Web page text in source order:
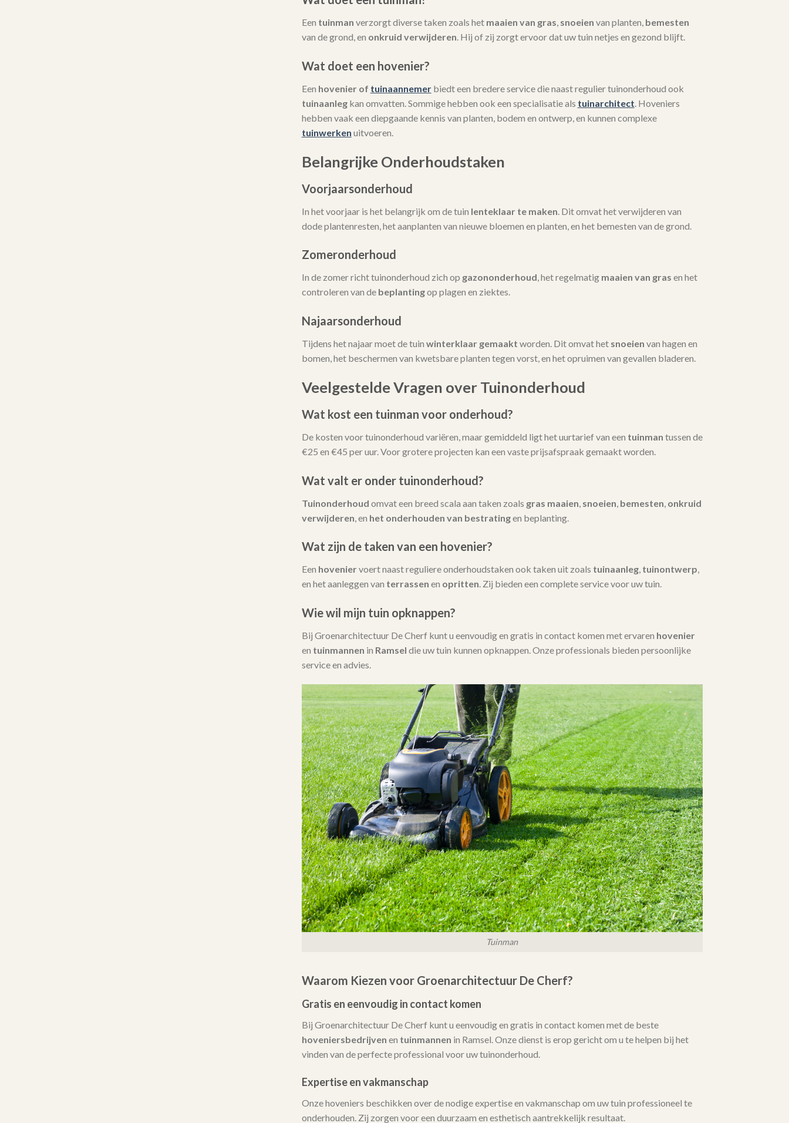
Een tuinman verzorgt diverse taken zoals het maaien van gras, snoeien van planten, bemesten
van de grond, en onkruid verwijderen. Hij of zij zorgt ervoor dat uw tuin netjes en gezond blijft.
Wat doet een hovenier?
Een hovenier of tuinaannemerbiedt een bredere service die naast regulier tuinonderhoud ook
tuinaanlegkan omvatten. Sommige hebben ook een specialisatie als tuinarchitect. Hoveniers
hebben vaak een diepgaande kennis van planten, bodem en ontwerp, en kunnen complexe
tuinwerken uitvoeren.
Belangrijke Onderhoudstaken
Voorjaarsonderhoud
In het voorjaar is het belangrijk om de tuin lenteklaar te maken . Dit omvat het verwijderen van
dode plantenresten, het aanplanten van nieuwe bloemen en planten, en het bemesten van de grond.
Zomeronderhoud
In de zomer richt tuinonderhoud zich op gazononderhoud, het regelmatig maaien van gras en het
controleren van de beplantingop plagen en ziektes.
Najaarsonderhoud
Tijdens het najaar moet de tuin winterklaar gemaakt worden. Dit omvat het snoeien van hagen en
bomen, het beschermen van kwetsbare planten tegen vorst, en het opruimen van gevallen bladeren.
Veelgestelde Vragen over Tuinonderhoud
Wat kost een tuinman voor onderhoud?
De kosten voor tuinonderhoud variëren, maar gemiddeld ligt het uurtarief van een tuinman tussen de
€25 en €45 per uur. Voor grotere projecten kan een vaste prijsafspraak gemaakt worden.
Wat valt er onder tuinonderhoud?
Tuinonderhoud omvat een breed scala aan taken zoals gras maaien snoeien bemesten onkruid
verwijderen , en het onderhouden van bestratingen beplanting.
Wat zijn de taken van een hovenier?
Een hoveniervoert naast reguliere onderhoudstaken ook taken uit zoals tuinaanleg, tuinontwerp,
en het aanleggen van terrassen en opritten. Zij bieden een complete service voor uw tuin.
Wie wil mijn tuin opknappen?
Bij Groenarchitectuur De Cherf kunt u eenvoudig en gratis in contact komen met ervaren hovenier
en tuinmannen in Ramsel die uw tuin kunnen opknappen. Onze professionals bieden persoonlijke
service en advies.
Tuinman
Waarom Kiezen voor Groenarchitectuur De Cherf?
Gratis en eenvoudig in contact komen
Bij Groenarchitectuur De Cherf kunt u eenvoudig en gratis in contact komen met de beste
hoveniersbedrijven en tuinmannen in Ramsel. Onze dienst is erop gericht om u te helpen bij het
vinden van de perfecte professional voor uw tuinonderhoud.
Expertise en vakmanschap
Onze hoveniers beschikken over de nodige expertise en vakmanschap om uw tuin professioneel te
onderhouden. Zij zorgen voor een duurzaam en esthetisch aantrekkelijk resultaat.